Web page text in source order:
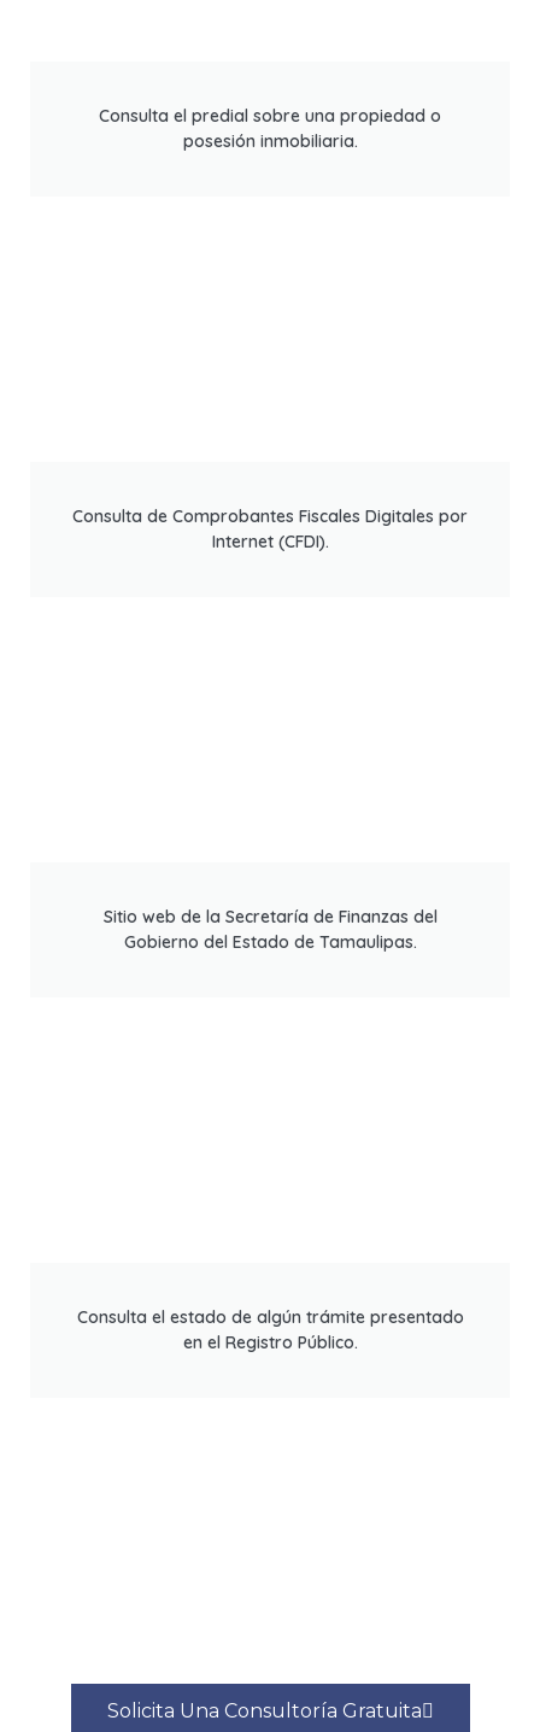
Consulta el predial sobre una propiedad o
posesión inmobiliaria.
Consulta de Comprobantes Fiscales Digitales por
Internet (CFDI).
Sitio web de la Secretaría de Finanzas del
Gobierno del Estado de Tamaulipas.
Consulta el estado de algún trámite presentado
en el Registro Público.
Solicita Una Consultoría Gratuita